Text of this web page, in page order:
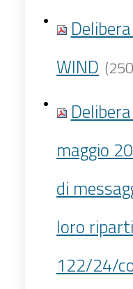
WIND
maggio
di
loro
122/24/